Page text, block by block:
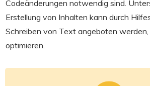
Codeänderungen notwendig sind.
Erstellung von Inhalten kann durch
Schreiben von Text angeboten werden,
optimieren.